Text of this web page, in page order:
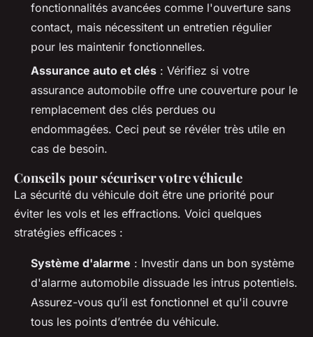
fonctionnalités avancées comme l'ouverture sans
contact, mais nécessitent un entretien régulier
pour les maintenir fonctionnelles.
Assurance auto et clés : Vérifiez si votre
assurance automobile offre une couverture pour le
remplacement des clés perdues ou
endommagées. Ceci peut se révéler très utile en
cas de besoin.
Conseils pour sécuriser votre véhicule
La sécurité du véhicule doit être une priorité pour
éviter les vols et les effractions. Voici quelques
stratégies efficaces :
Système d'alarme : Investir dans un bon système
d'alarme automobile dissuade les intrus potentiels.
Assurez-vous qu’il est fonctionnel et qu'il couvre
tous les points d’entrée du véhicule.